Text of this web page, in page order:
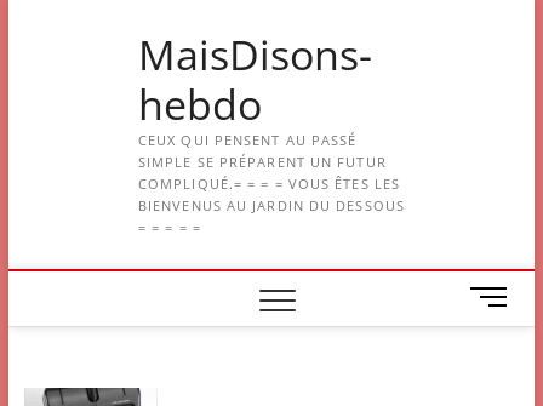
MaisDisons-
hebdo
CEUX QUI PENSENT AU PASSÉ
SIMPLE SE PRÉPARENT UN FUTUR
COMPLIQUÉ.= = = = VOUS ÊTES LES
BIENVENUS AU JARDIN DU DESSOUS
= = = = =
M
e